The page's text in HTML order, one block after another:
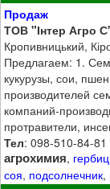
Продаж
ТОВ "Інтер Агро
Кропивницький,
Предлагаем: 1.
кукурузы, сои,
производителей
компаний-
протравители,
Тел: 098-510-84-81
агрохимия,
соя, подсолнечник,